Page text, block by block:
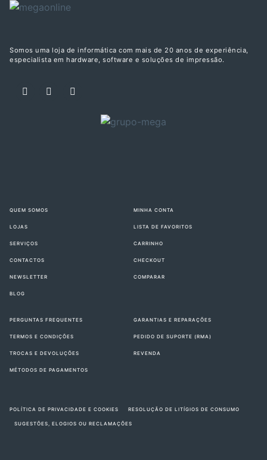
Somos uma loja de informática com mais de 20 anos de experiência,
especialista em hardware, software e soluções de impressão.
QUEM SOMOS
LOJAS
SERVIÇOS
CONTACTOS
NEWSLETTER
BLOG
MINHA CONTA
LISTA DE FAVORITOS
CARRINHO
CHECKOUT
COMPARAR
PERGUNTAS FREQUENTES
TERMOS E CONDIÇÕES
TROCAS E DEVOLUÇÕES
MÉTODOS DE PAGAMENTOS
GARANTIAS E REPARAÇÕES
PEDIDO DE SUPORTE (RMA)
REVENDA
POLÍTICA DE PRIVACIDADE E COOKIES RESOLUÇÃO DE LITÍGIOS DE CONSUMO
SUGESTÕES, ELOGIOS OU RECLAMAÇÕES